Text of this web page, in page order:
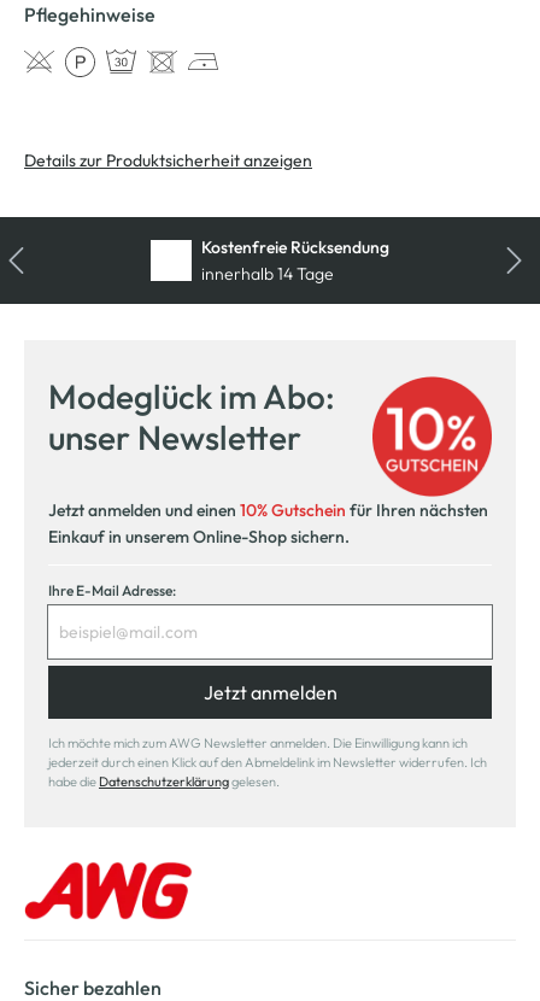
Pflegehinweise
Details zur Produktsicherheit anzeigen
Kostenfreie Rücksendung
innerhalb 14 Tage
Modeglück im Abo:
unser Newsletter
Jetzt anmelden und einen 10% Gutschein für Ihren nächsten
Einkauf in unserem Online-Shop sichern.
Ihre E-Mail Adresse:
Jetzt anmelden
Ich möchte mich zum AWG Newsletter anmelden. Die Einwilligung kann ich
jederzeit durch einen Klick auf den Abmeldelink im Newsletter widerrufen. Ich
habe die Datenschutzerklärunggelesen.
Sicher bezahlen